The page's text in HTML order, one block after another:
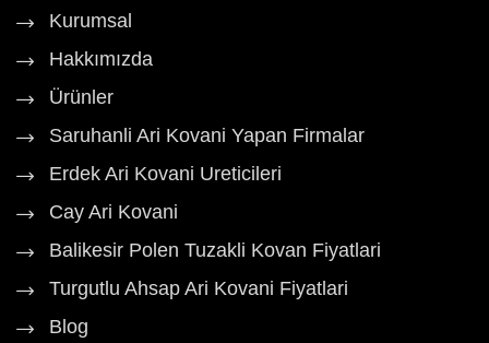
Kurumsal
Hakkımızda
Ürünler
Saruhanli Ari Kovani Yapan Firmalar
Erdek Ari Kovani Ureticileri
Cay Ari Kovani
Balikesir Polen Tuzakli Kovan Fiyatlari
Turgutlu Ahsap Ari Kovani Fiyatlari
Blog